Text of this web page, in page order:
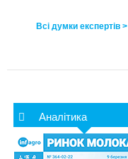
Всі думки експертів >
Аналітика